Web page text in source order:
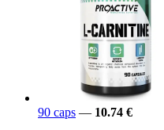
90 caps — 10.74 €